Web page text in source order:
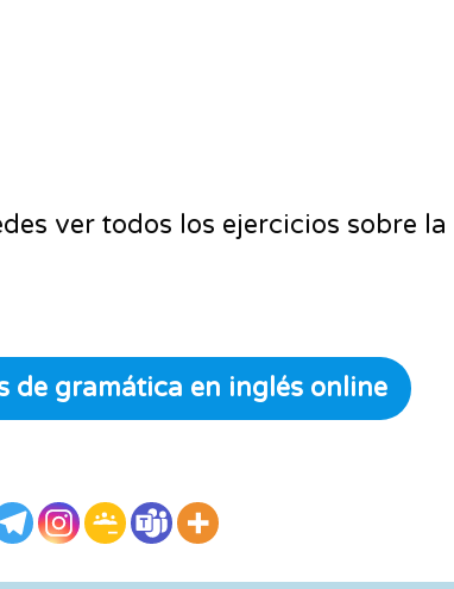
ver todos los ejercicios sobre
de gramática en inglés online